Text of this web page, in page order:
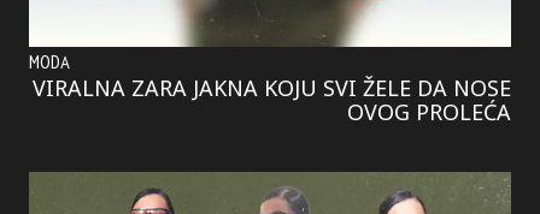
MODA
VIRALNA ZARA JAKNA KOJU SVI ŽELE DA NOSE
OVOG PROLEĆA